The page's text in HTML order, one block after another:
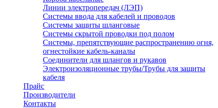
Линии электропередач (ЛЭП)
Системы ввода для кабелей и проводов
Системы защиты шланговые
Системы скрытой проводки под полом
Системы, препятствующие распространению огня,
огнестойкие кабель-каналы
Соединители для шлангов и рукавов
Электроизоляционные трубы/Трубы для защиты
кабеля
Прайс
Производители
Контакты